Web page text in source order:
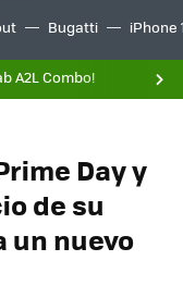
Bugatti iPhone
A2L Combo!
Day y
de su
un nuevo